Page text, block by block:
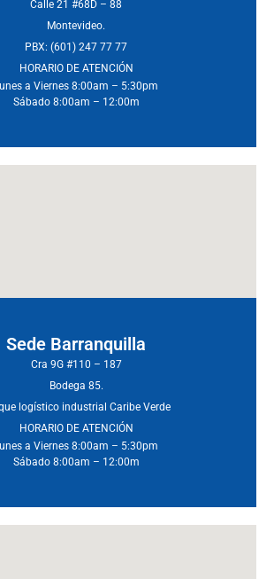
Calle 21 #68D – 88
Montevideo.
PBX: (601) 247 77 77
HORARIO DE ATENCIÓN
a Viernes 8:00am – 5:30pm
Sábado 8:00am – 12:00m
Sede Barranquilla
Cra 9G #110 – 187
Bodega 85.
logístico industrial Caribe Verde
HORARIO DE ATENCIÓN
a Viernes 8:00am – 5:30pm
Sábado 8:00am – 12:00m